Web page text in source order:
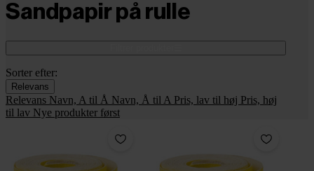
Sandpapir på rulle
Sorter efter:
Relevans
Relevans Navn, A til Å Navn, Å til A Pris, lav til høj Pris, høj
til lav Nye produkter først